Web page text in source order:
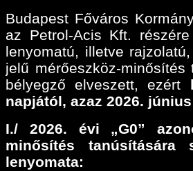
Budapest Főváros
az Petrol-Acis Kft.
lenyomatú, illetve
jelű mérőeszköz-
bélyegző elveszett, ezért
napjától, azaz 2026.
I./ 2026. évi „G0”
minősítés tanúsítására
lenyomata: